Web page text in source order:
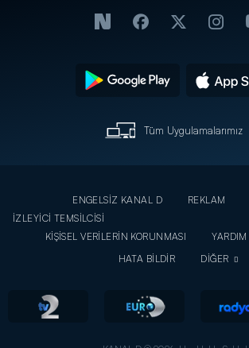
Tüm Uygulamalarımız
ENGELSİZ KANAL D REKLAM
İZLEYİCİ TEMSİLCİSİ
KİŞİSEL VERİLERİN KORUNMASI
YARDIM
HATA BİLDİR
DİĞER